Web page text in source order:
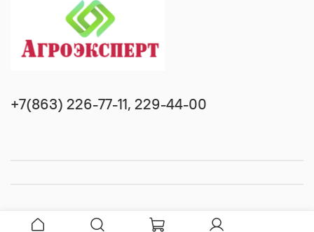
+7(863) 226-77-11, 229-44-00